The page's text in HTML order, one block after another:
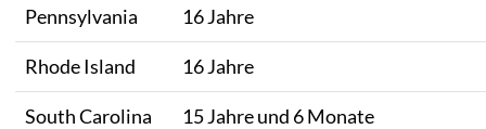
Pennsylvania 16 Jahre
Rhode Island 16 Jahre
South Carolina 15 Jahre und 6 Monate